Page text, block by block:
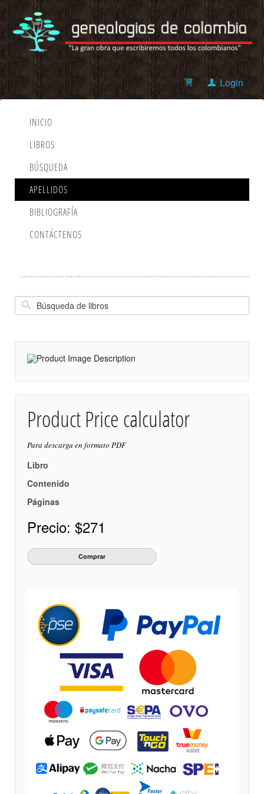
Login
INICIO
LIBROS
BÚSQUEDA
APELLIDOS
BIBLIOGRAFÍA
CONTÁCTENOS
Product Price calculator
Para descarga en formato PDF
Libro
Contenido
Páginas
Precio: $271